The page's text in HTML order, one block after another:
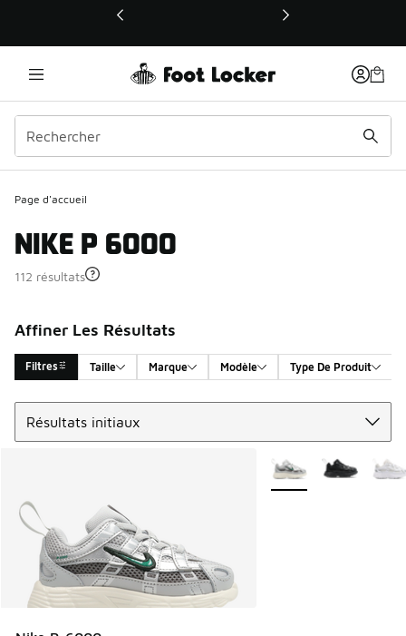
Ce lien ouvrira une nouvelle fenêtre
Page d'accueil
NIKE P 6000
112 résultats
Affiner Les Résultats
Filtres Taille Marque Modèle Type De Produit
Search Results
Plus de couleurs